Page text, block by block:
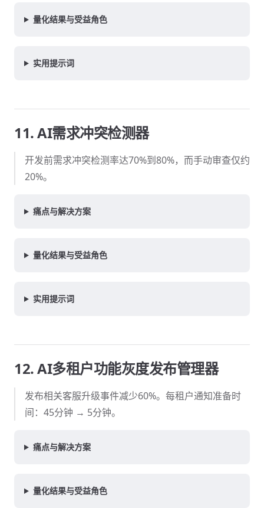
量化结果与受益角色
实用提示词
11. AI需求冲突检测器
开发前需求冲突检测率达70%到80%，而手动审查仅约
20%。
痛点与解决方案
量化结果与受益角色
实用提示词
12. AI多租户功能灰度发布管理器
发布相关客服升级事件减少60%。每租户通知准备时
间：45分钟 → 5分钟。
痛点与解决方案
量化结果与受益角色